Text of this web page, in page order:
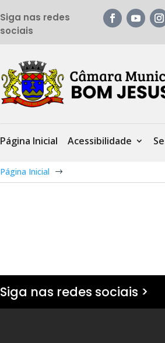
Siga nas redes
sociais
Página Inicial Acessibilidade
Página Inicial $
Siga nas redes sociais >